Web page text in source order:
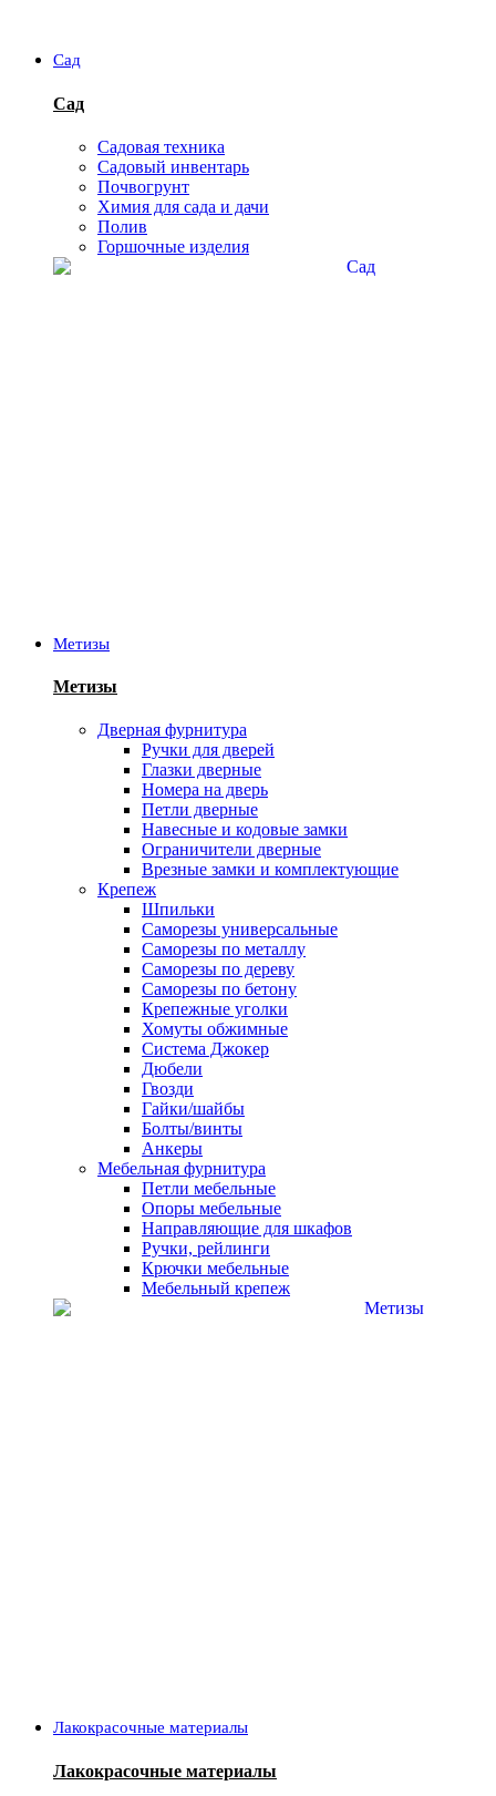
Сад
Сад
Садовая техника
Садовый инвентарь
Почвогрунт
Химия для сада и дачи
Полив
Горшочные изделия
Метизы
Метизы
Дверная фурнитура
Ручки для дверей
Глазки дверные
Номера на дверь
Петли дверные
Навесные и кодовые замки
Ограничители дверные
Врезные замки и комплектующие
Крепеж
Шпильки
Саморезы универсальные
Саморезы по металлу
Саморезы по дереву
Саморезы по бетону
Крепежные уголки
Хомуты обжимные
Система Джокер
Дюбели
Гвозди
Гайки/шайбы
Болты/винты
Анкеры
Мебельная фурнитура
Петли мебельные
Опоры мебельные
Направляющие для шкафов
Ручки, рейлинги
Крючки мебельные
Мебельный крепеж
Лакокрасочные материалы
Лакокрасочные материалы